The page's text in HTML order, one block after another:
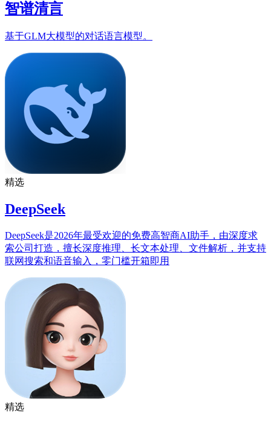
智谱清言
基于GLM大模型的对话语言模型。
精选
DeepSeek
DeepSeek是2026年最受欢迎的免费高智商AI助手，由深度求
索公司打造，擅长深度推理、长文本处理、文件解析，并支持
联网搜索和语音输入，零门槛开箱即用
精选